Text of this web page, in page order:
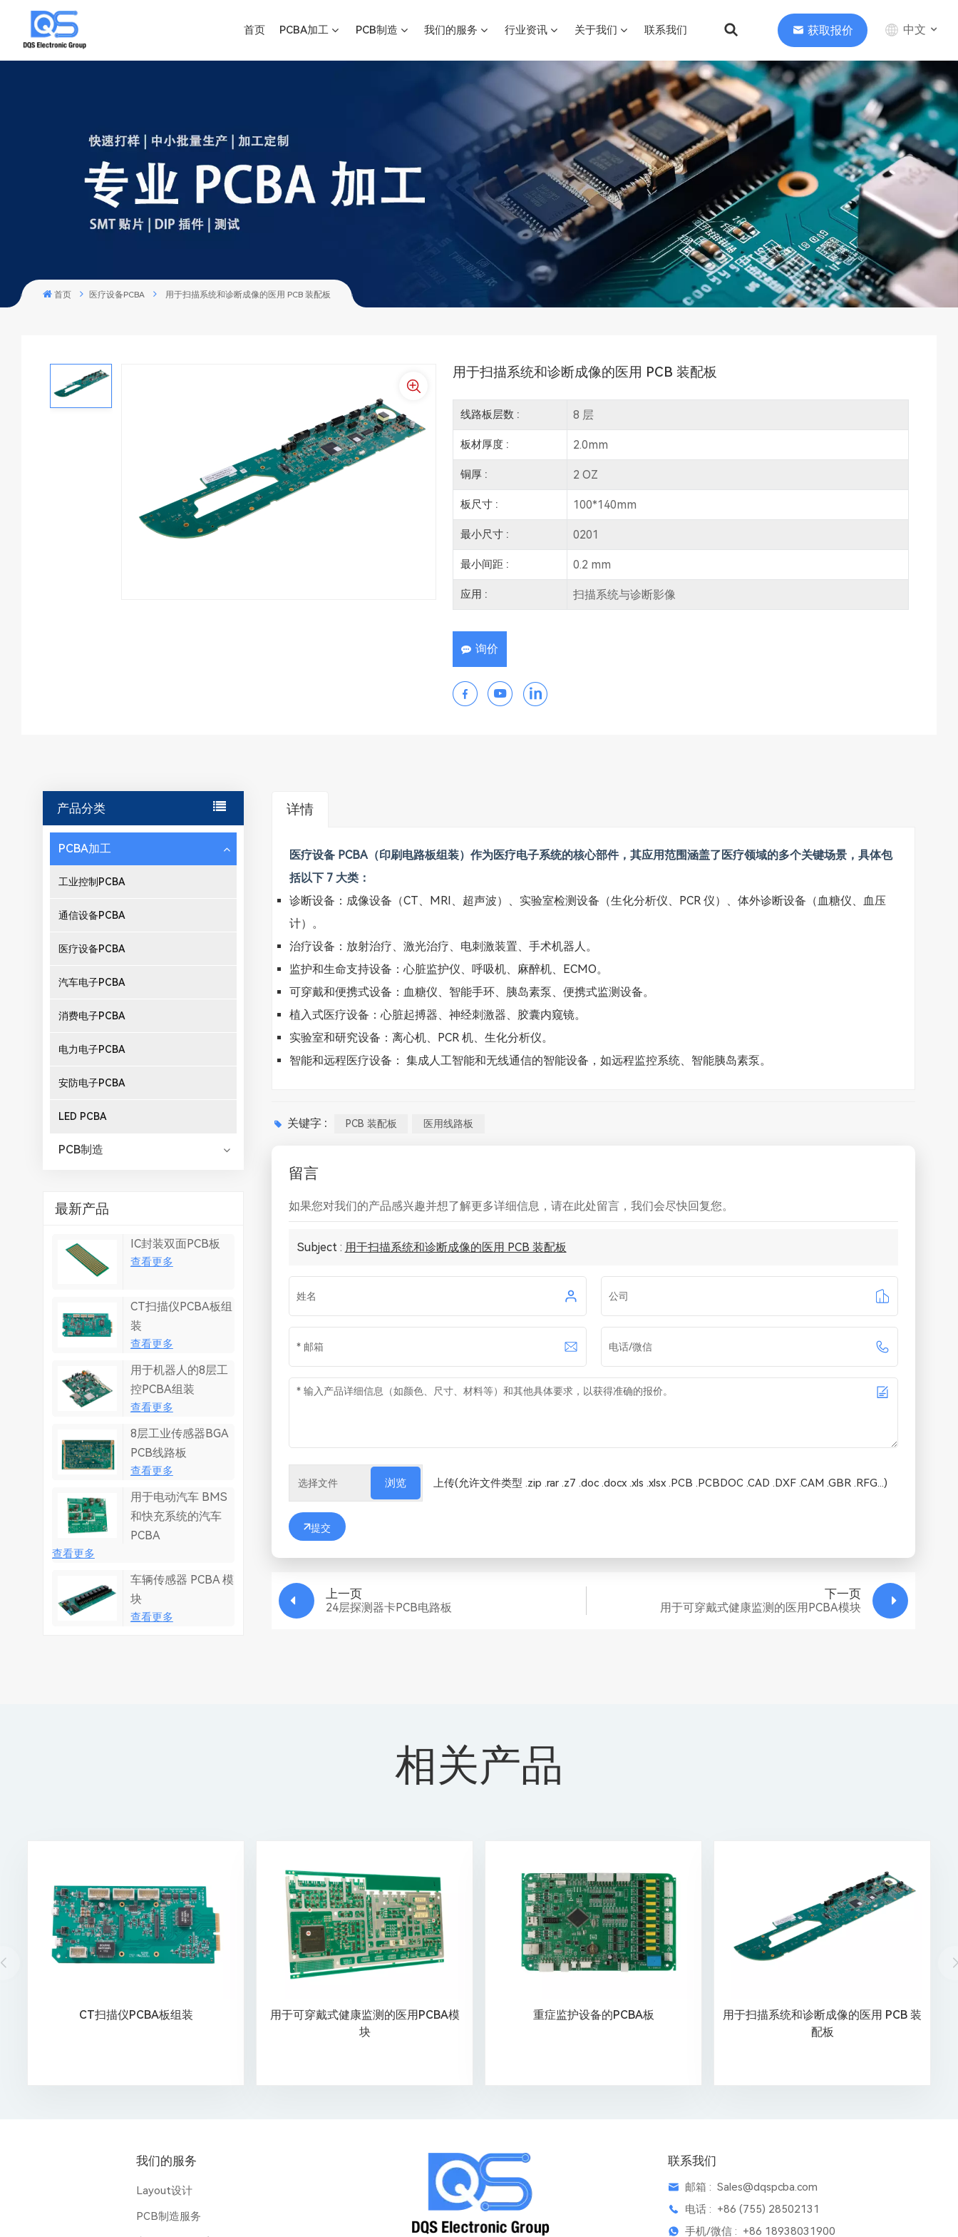
首页 PCBA加工 PCB制造 我们的服务 行业资讯 关于我们 联系我们 获取报价 中文
English
中文
Deutsch
首页 医疗设备PCBA 用于扫描系统和诊断成像的医用 PCB 装配板
用于扫描系统和诊断成像的医用 PCB 装配板
线路板层数 : 8 层
板材厚度 : 2.0mm
铜厚 : 2 OZ
板尺寸 : 100*140mm
最小尺寸 : 0201
最小间距 : 0.2 mm
应用 : 扫描系统与诊断影像
询价
产品分类
PCBA加工
工业控制PCBA
通信设备PCBA
医疗设备PCBA
汽车电子PCBA
消费电子PCBA
电力电子PCBA
安防电子PCBA
LED PCBA
PCB制造
最新产品
IC封装双面PCB板
查看更多
CT扫描仪PCBA板组
装
查看更多
用于机器人的8层工
控PCBA组装
查看更多
8层工业传感器BGA
PCB线路板
查看更多
用于电动汽车 BMS
和快充系统的汽车
PCBA
查看更多
车辆传感器 PCBA 模
块
查看更多
详情
医疗设备 PCBA（印刷电路板组装）作为医疗电子系统的核心部件，其应用范围涵盖了医疗领域的多个关键场景，具体包
括以下 7 大类：
诊断设备：成像设备（CT、MRI、超声波）、实验室检测设备（生化分析仪、PCR 仪）、体外诊断设备（血糖仪、血压
计）。
治疗设备：放射治疗、激光治疗、电刺激装置、手术机器人。
监护和生命支持设备：心脏监护仪、呼吸机、麻醉机、ECMO。
可穿戴和便携式设备：血糖仪、智能手环、胰岛素泵、便携式监测设备。
植入式医疗设备：心脏起搏器、神经刺激器、胶囊内窥镜。
实验室和研究设备：离心机、PCR 机、生化分析仪。
智能和远程医疗设备： 集成人工智能和无线通信的智能设备，如远程监控系统、智能胰岛素泵。
关键字 : PCB 装配板 医用线路板
留言
如果您对我们的产品感兴趣并想了解更多详细信息，请在此处留言，我们会尽快回复您。
Subject : 用于扫描系统和诊断成像的医用 PCB 装配板
浏览 上传(允许文件类型 .zip .rar .z7 .doc .docx .xls .xlsx .PCB .PCBDOC .CAD .DXF .CAM .GBR .RFG...)
提交
上一页
24层探测器卡PCB电路板
下一页
用于可穿戴式健康监测的医用PCBA模块
相关产品
CT扫描仪PCBA板组装
用于可穿戴式健康监测的医用PCBA模
块
重症监护设备的PCBA板
用于扫描系统和诊断成像的医用 PCB 装
配板
我们的服务
Layout设计
PCB制造服务
联系我们
邮箱 :Sales@dqspcba.com
电话 : +86 (755) 28502131
手机/微信 : +86 18938031900